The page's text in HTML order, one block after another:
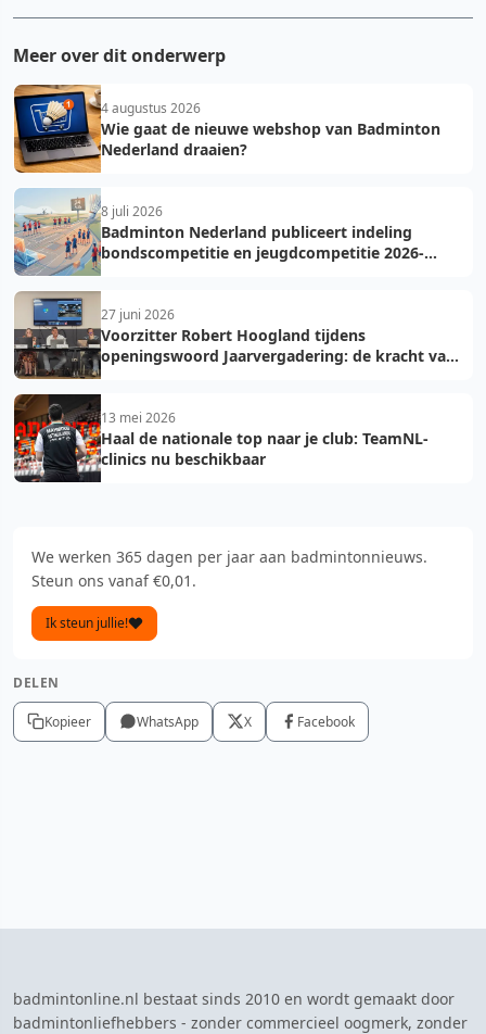
Meer over dit onderwerp
4 augustus 2026
Wie gaat de nieuwe webshop van Badminton
Nederland draaien?
8 juli 2026
Badminton Nederland publiceert indeling
bondscompetitie en jeugdcompetitie 2026-
27 juni 2026
Voorzitter Robert Hoogland tijdens
openingswoord Jaarvergadering: de kracht van
13 mei 2026
Haal de nationale top naar je club: TeamNL-
clinics nu beschikbaar
We werken 365 dagen per jaar aan badmintonnieuws.
Steun ons vanaf €0,01.
Ik steun jullie!
DELEN
Kopieer WhatsApp X Facebook
badmintonline.nl bestaat sinds 2010 en wordt gemaakt door
badmintonliefhebbers - zonder commercieel oogmerk, zonder